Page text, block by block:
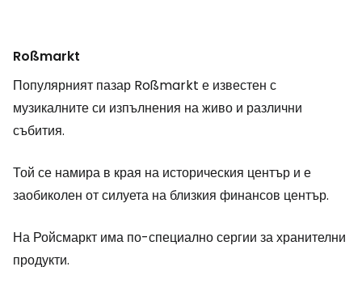
Roßmarkt
Популярният пазар Roßmarkt е известен с
музикалните си изпълнения на живо и различни
събития.
Той се намира в края на историческия център и е
заобиколен от силуета на близкия финансов център.
На Ройсмаркт има по-специално сергии за хранителни
продукти.